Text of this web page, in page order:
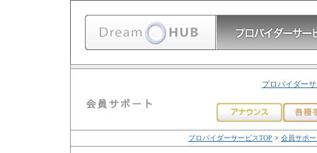
プロバイダー
プロバイダーサービスTOP > 会員サポ